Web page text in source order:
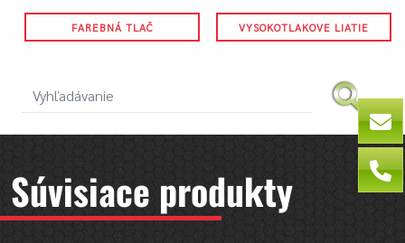
FAREBNÁ TLAČ VYSOKOTLAKOVE LIATIE
Súvisiace produkty